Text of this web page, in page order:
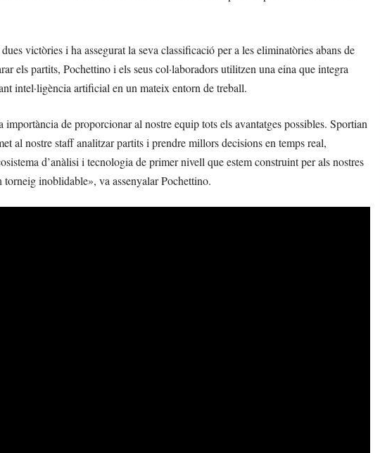
victòries i ha assegurat la seva classificació per a les eliminatòries abans de
els partits, Pochettino i els seus col·laboradors utilitzen una eina que integra
intel·ligència artificial en un mateix entorn de treball.
de proporcionar al nostre equip tots els avantatges possibles. Sportian
al nostre staff analitzar partits i prendre millors decisions en temps real,
d’anàlisi i tecnologia de primer nivell que estem construint per als nostres
inoblidable», va assenyalar Pochettino.